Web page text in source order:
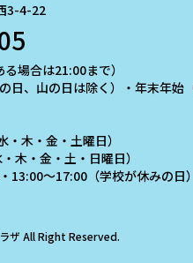
3-4-22
場合は21:00まで）
日、山の日は除く）・年末年始
木・金・土曜日）
木・金・土・日曜日）
～17:00（学校が休みの日）
ザ All Right Reserved.